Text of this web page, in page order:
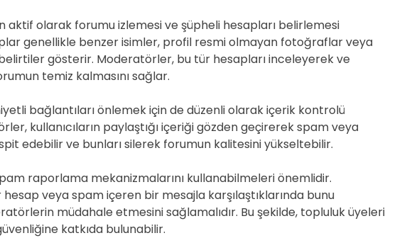
aktif olarak forumu izlemesi ve şüpheli hesapları belirlemesi
genellikle benzer isimler, profil resmi olmayan fotoğraflar veya
gösterir. Moderatörler, bu tür hesapları inceleyerek ve
temiz kalmasını sağlar.
bağlantıları önlemek için de düzenli olarak içerik kontrolü
kullanıcıların paylaştığı içeriği gözden geçirerek spam veya
edebilir ve bunları silerek forumun kalitesini yükseltebilir.
raporlama mekanizmalarını kullanabilmeleri önemlidir.
hesap veya spam içeren bir mesajla karşılaştıklarında bunu
müdahale etmesini sağlamalıdır. Bu şekilde, topluluk üyeleri
katkıda bulunabilir.